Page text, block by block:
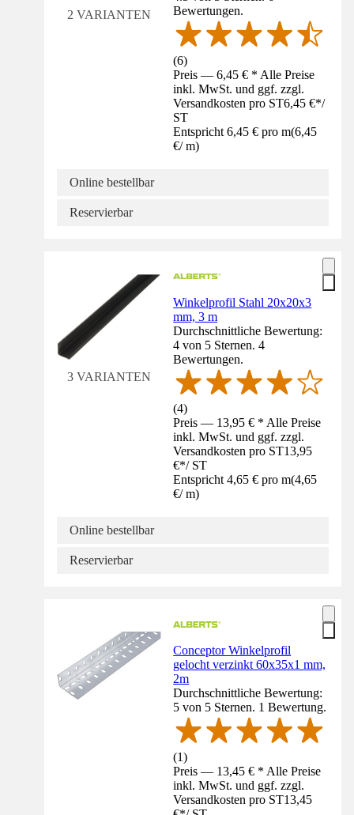
2 VARIANTEN
Bewertungen.
(6)
Preis — 6,45 € * Alle Preise
inkl. MwSt. und ggf. zzgl.
Versandkosten pro ST6,45 €*/
ST
Entspricht 6,45 € pro m(6,45
€/ m)
Online bestellbar
Reservierbar
3 VARIANTEN
Winkelprofil Stahl 20x20x3
mm, 3 m
Durchschnittliche Bewertung:
4 von 5 Sternen. 4
Bewertungen.
(4)
Preis — 13,95 € * Alle Preise
inkl. MwSt. und ggf. zzgl.
Versandkosten pro ST13,95
€*/ ST
Entspricht 4,65 € pro m(4,65
€/ m)
Online bestellbar
Reservierbar
Conceptor Winkelprofil
gelocht verzinkt 60x35x1 mm,
2m
Durchschnittliche Bewertung:
5 von 5 Sternen. 1 Bewertung.
(1)
Preis — 13,45 € * Alle Preise
inkl. MwSt. und ggf. zzgl.
Versandkosten pro ST13,45